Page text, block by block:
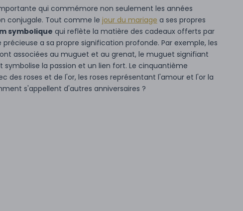
qui commémore non seulement les années
conjugale. Tout comme le jour du mariage a ses propres
symbolique qui reflète la matière des cadeaux offerts par
a sa propre signification profonde. Par exemple, les
associées au muguet et au grenat, le muguet signifiant
la passion et un lien fort. Le cinquantième
des roses et de l'or, les roses représentant l'amour et l'or la
s'appellent d'autres anniversaires ?